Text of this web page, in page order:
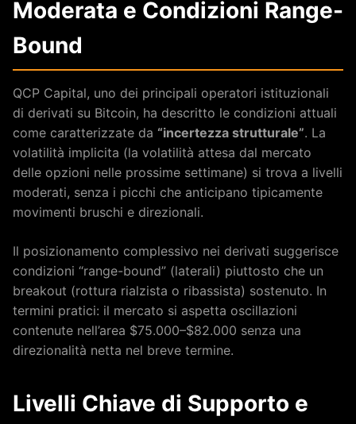
Moderata e Condizioni Range-
Bound
QCP Capital, uno dei principali operatori istituzionali
di derivati su Bitcoin, ha descritto le condizioni attuali
come caratterizzate da “incertezza strutturale”. La
volatilità implicita (la volatilità attesa dal mercato
delle opzioni nelle prossime settimane) si trova a livelli
moderati, senza i picchi che anticipano tipicamente
movimenti bruschi e direzionali.
Il posizionamento complessivo nei derivati suggerisce
condizioni “range-bound” (laterali) piuttosto che un
breakout (rottura rialzista o ribassista) sostenuto. In
termini pratici: il mercato si aspetta oscillazioni
contenute nell’area $75.000–$82.000 senza una
direzionalità netta nel breve termine.
Livelli Chiave di Supporto e